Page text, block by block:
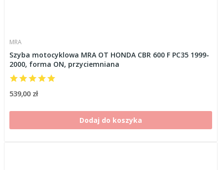
MRA
Szyba motocyklowa MRA OT HONDA CBR 600 F PC35 1999-
2000, forma ON, przyciemniana
539,00 zł
Dodaj do koszyka